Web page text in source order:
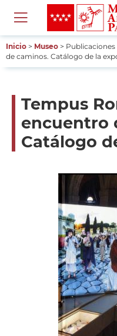
contenido
principal
menú
Ruta
Inicio Museo Publicaciones
de caminos. Catálogo de la
Tempus
encuentro
Catálogo